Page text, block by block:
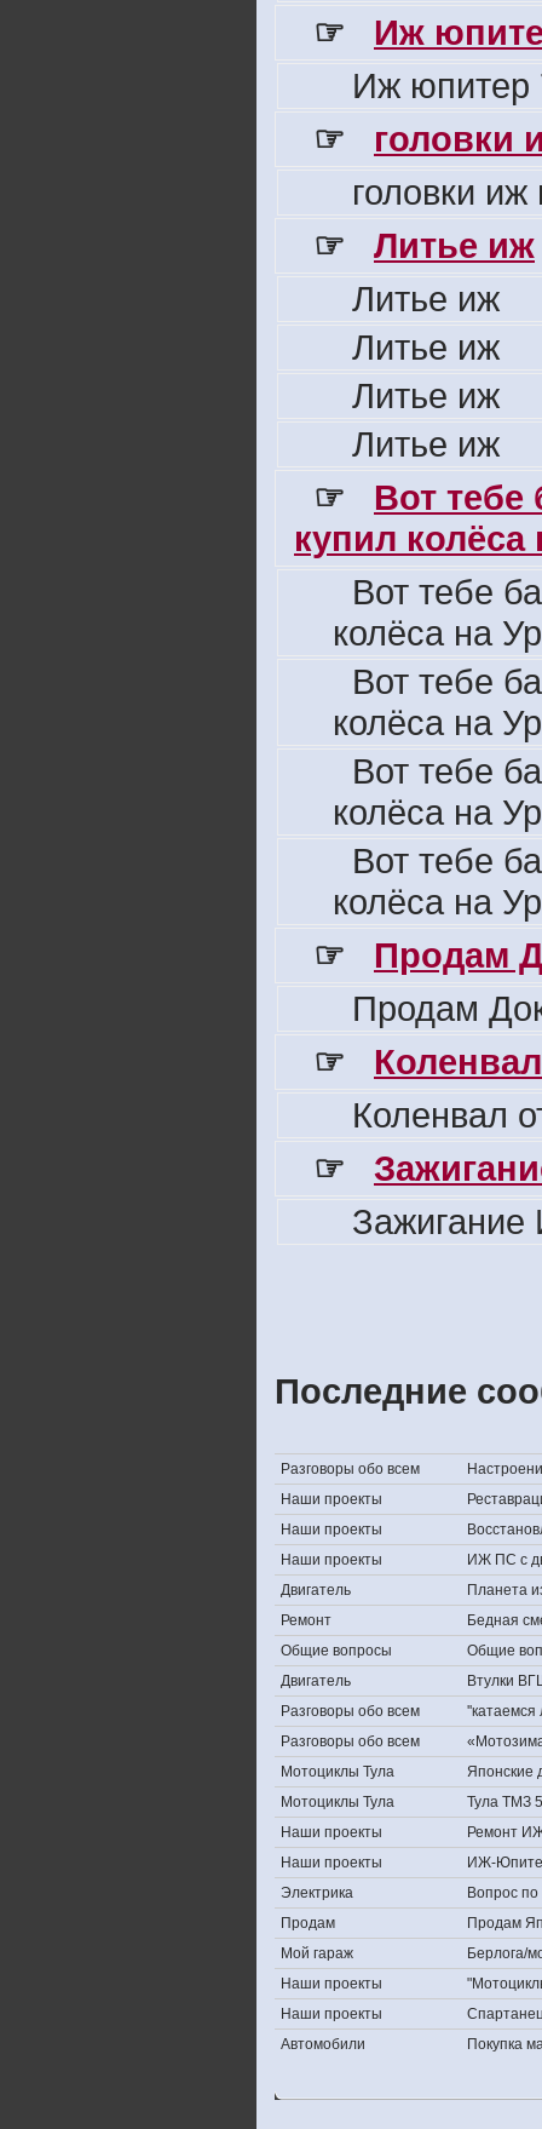
☞
Иж
Иж юпитер
☞
головки
головки
☞
Литье иж
Литье иж
Литье иж
Литье иж
Литье иж
☞
Вот
купил колёса
Вот тебе
колёса на
Вот тебе
колёса на
Вот тебе
колёса на
Вот тебе
колёса на
☞
Продам
Продам
☞
Коленвал
☞
Последние
Разговоры обо всем
Наши проекты
Наши проекты
Наши проекты
ИЖ ПС с
Двигатель
Планета
Ремонт
Бедная
Общие вопросы
Общие
Двигатель
Втулки
Разговоры обо всем
Разговоры обо всем
Мотоциклы Тула
Японские
Мотоциклы Тула
Тула ТМЗ
Наши проекты
Ремонт
Наши проекты
ИЖ-
Электрика
Вопрос по
Продам
Продам
Мой гараж
Берлога/
Наши проекты
Наши проекты
Автомобили
Покупка